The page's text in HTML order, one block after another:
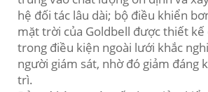
hệ đối tác lâu dài; bộ điều khiển
mặt trời của Goldbell được thiết
trong điều kiện ngoài lưới khắc
người giám sát, nhờ đó giảm đáng
trì.